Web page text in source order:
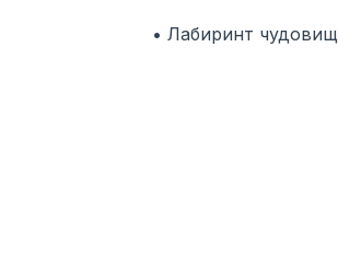
• Лабиринт чудовищ